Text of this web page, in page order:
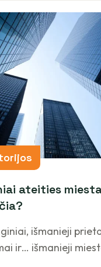
ateities
išmanieji
ir… išmanieji